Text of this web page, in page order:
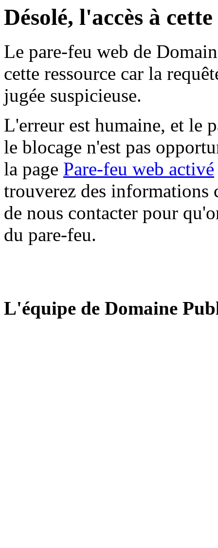
Désolé, l'accès à
Le pare-feu web de
cette ressource car la
jugée suspicieuse.
L'erreur est humaine, et le
le blocage n'est pas
la page Pare-feu web activé
trouverez des informations
de nous contacter pour
du pare-feu.
L'équipe de Domaine